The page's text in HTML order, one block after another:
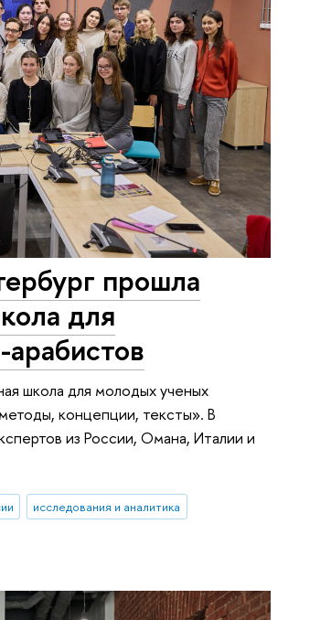
прошла
для
школа для молодых ученых
концепции, тексты». В
из России, Омана, Италии и
исследования и аналитика